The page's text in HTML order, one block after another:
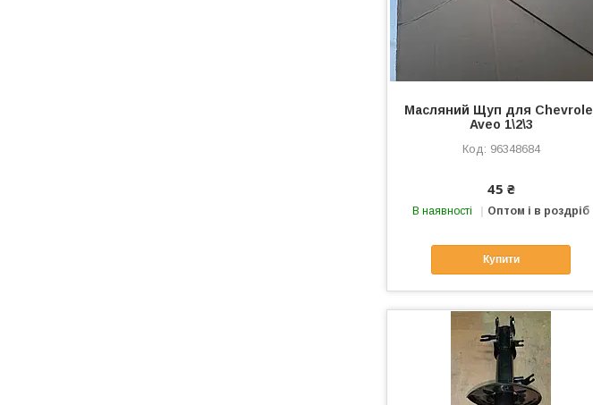
Масляний Щуп для
Aveo 1\2\3
96348684
45 ₴
В наявності Оптом і в роздріб
Купити